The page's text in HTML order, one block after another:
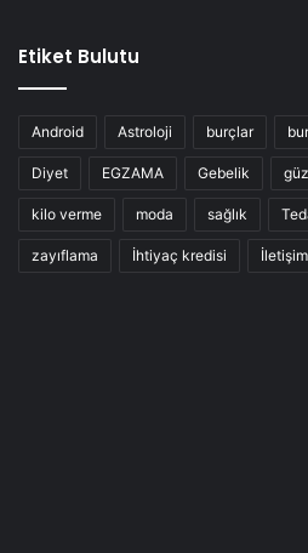
Etiket Bulutu
Android Astroloji burçlar
Diyet EGZAMA Gebelik
kilo verme moda sağlık
zayıflama İhtiyaç kredisi İletişim